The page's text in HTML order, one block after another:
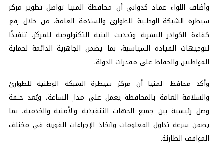
وأضاف اللواء عماد كدوانى أن محافظة المنيا تواصل تطوير مركز
سيطرة الشبكة الوطنية للطوارئ والسلامة العامة، من خلال رفع
كفاءة الكوادر البشرية وتحديث البنية التكنولوجية للمركز، تنفيذًا
لتوجيهات القيادة السياسية، بما يضمن الجاهزية الدائمة لحماية
المواطنين والحفاظ على مقدرات الدولة.
وأكد محافظ المنيا أن مركز سيطرة الشبكة الوطنية للطوارئ
والسلامة العامة بالمحافظة يعمل على مدار الساعة، ويُعد حلقة
وصل رئيسية بين جميع الجهات التنفيذية والأمنية والخدمية، بما
يضمن سرعة تداول المعلومات واتخاذ الإجراءات الفورية في مختلف
المواقف الطارئة.